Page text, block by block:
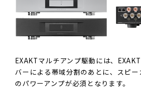
EXAKTマルチアンプ駆動には、
バーによる帯域分割のあとに、スピ
のパワーアンプが必須となります。